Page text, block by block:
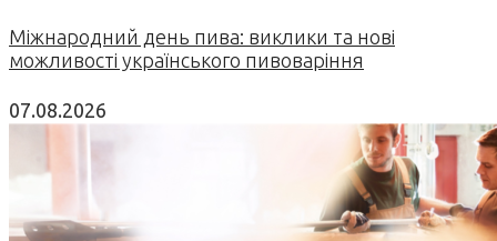
Міжнародний день пива: виклики та нові
можливості українського пивоваріння
07.08.2026